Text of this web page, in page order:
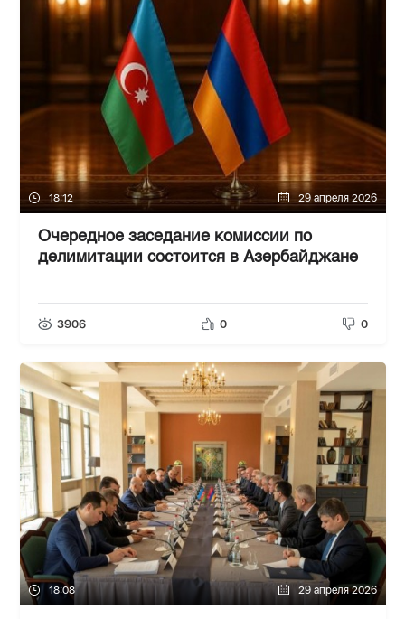
18:12 29 апреля 2026
Очередное заседание комиссии по
делимитации состоится в Азербайджане
3906 0 0
18:08 29 апреля 2026